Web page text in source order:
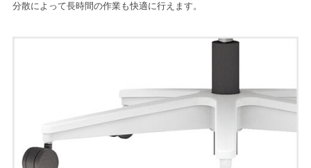
分散によって長時間の作業も快適に行えます。